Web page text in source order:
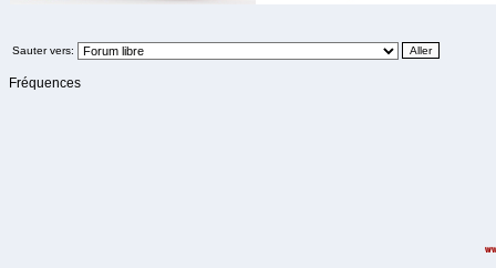
Sauter vers:
Fréquences